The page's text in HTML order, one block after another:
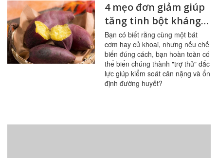
4 mẹo đơn giảm giúp
tăng tinh bột kháng
trong bữa ăn
Bạn có biết rằng cùng một bát
cơm hay củ khoai, nhưng nếu chế
biến đúng cách, bạn hoàn toàn có
thể biến chúng thành "trợ thủ" đắc
lực giúp kiểm soát cân nặng và ổn
định đường huyết?